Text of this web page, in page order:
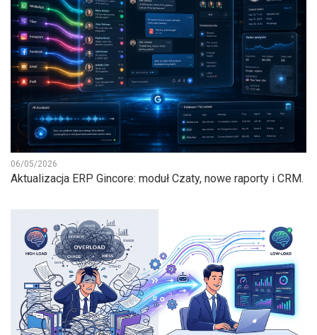
06/05/2026
Aktualizacja ERP Gincore: moduł Czaty, nowe raporty i CRM.